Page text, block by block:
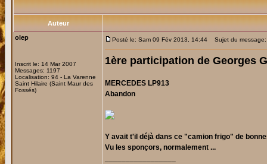
Auteur
olep
Inscrit le: 14 Mar 2007
Messages: 1197
Localisation: 94 - La Varenne
Saint Hilaire (Saint Maur des
Fossés)
Posté le: Sam 09 Fév 2013, 14:44 Sujet du message:
1ère participation de Georges
MERCEDES LP913
Abandon
Y avait t'il déjà dans ce "camion frigo" de
Vu les sponçors, normalement ...